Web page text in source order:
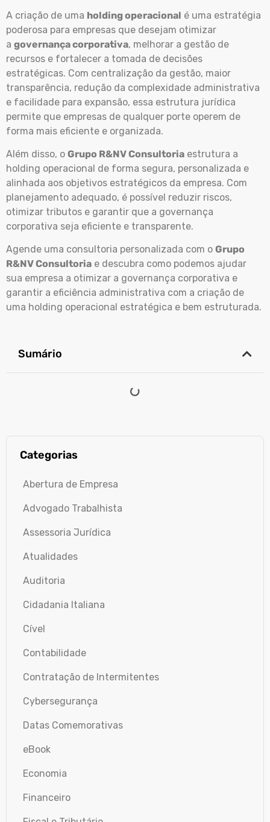
A criação de uma holding operacional é uma estratégia
poderosa para empresas que desejam otimizar
a governança corporativa, melhorar a gestão de
recursos e fortalecer a tomada de decisões
estratégicas. Com centralização da gestão, maior
transparência, redução da complexidade administrativa
e facilidade para expansão, essa estrutura jurídica
permite que empresas de qualquer porte operem de
forma mais eficiente e organizada.
Além disso, o Grupo R&NV Consultoria estrutura a
holding operacional de forma segura, personalizada e
alinhada aos objetivos estratégicos da empresa. Com
planejamento adequado, é possível reduzir riscos,
otimizar tributos e garantir que a governança
corporativa seja eficiente e transparente.
Agende uma consultoria personalizada com o Grupo
R&NV Consultoria e descubra como podemos ajudar
sua empresa a otimizar a governança corporativa e
garantir a eficiência administrativa com a criação de
uma holding operacional estratégica e bem estruturada.
Sumário
Categorias
Abertura de Empresa
Advogado Trabalhista
Assessoria Jurídica
Atualidades
Auditoria
Cidadania Italiana
Cível
Contabilidade
Contratação de Intermitentes
Cybersegurança
Datas Comemorativas
eBook
Economia
Financeiro